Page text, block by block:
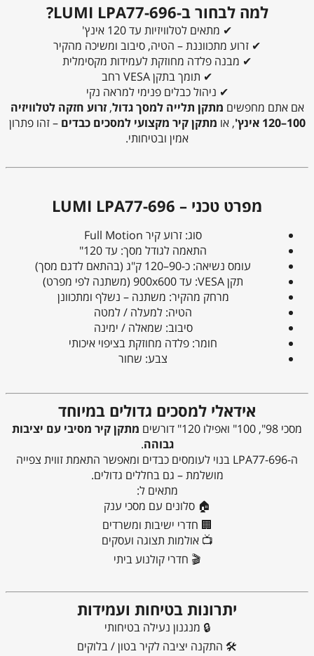
למה לבחור ב-LUMI LPA77-696?
✔ מתאים לטלוויזיות עד 120 אינץ'
✔ זרוע מתכווננת – הטיה, סיבוב ומשיכה מהקיר
✔ מבנה פלדה מחוזקת לעמידות מקסימלית
✔ תומך בתקן VESA רחב
✔ ניהול כבלים פנימי למראה נקי
אם אתם מחפשים מתקן תלייה למסך גדול,זרוע חזקה לטלוויזיה
100–120 אינץ'
, או מתקן קיר מקצועי למסכים כבדים – זהו פתרון
אמין ובטיחותי.
מפרט טכני – LUMI LPA77-696
סוג: זרוע קיר Full Motion
התאמה לגודל מסך: עד 120"
עומס נשיאה: כ-90–120 ק"ג (בהתאם לדגם מסך)
תקן VESA: עד 900x600 (משתנה לפי מפרט)
מרחק מהקיר: משתנה – נשלף ומתכוונן
הטיה: למעלה / למטה
סיבוב: שמאלה / ימינה
חומר: פלדה מחוזקת בציפוי איכותי
צבע: שחור
אידאלי למסכים גדולים במיוחד
מסכי 98", 100" ואפילו 120" דורשים
מתקן קיר מסיבי עם יציבות
גבוהה.
ה-LPA77-696 בנוי לעומסים כבדים ומאפשר התאמת זווית צפייה
מושלמת – גם בחללים גדולים.
מתאים ל:
🏠 סלונים עם מסכי ענק
🏢 חדרי ישיבות ומשרדים
📺 אולמות תצוגה ועסקים
🎬 חדרי קולנוע ביתי
יתרונות בטיחות ועמידות
🔒 מנגנון נעילה בטיחותי
🛠 התקנה יציבה לקיר בטון / בלוקים